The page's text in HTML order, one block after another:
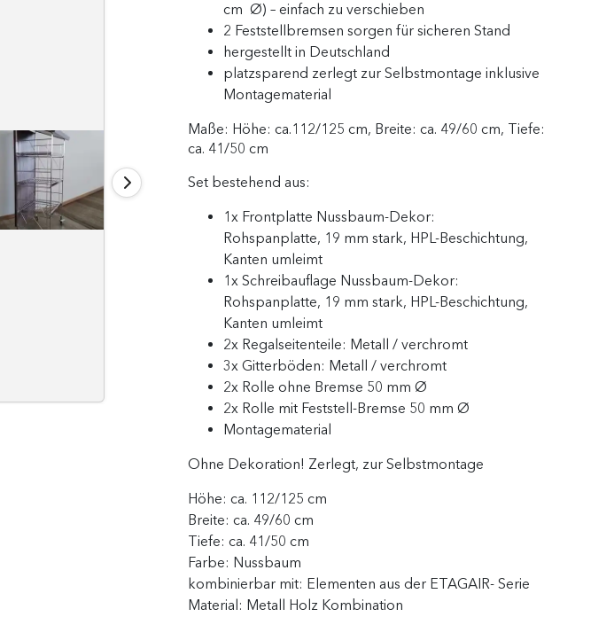
cm Ø) – einfach zu verschieben
2 Feststellbremsen sorgen für sicheren Stand
hergestellt in Deutschland
platzsparend zerlegt zur Selbstmontage inklusive
Montagematerial
Maße: Höhe: ca.112/125 cm, Breite: ca. 49/60 cm, Tiefe:
ca. 41/50 cm
Set bestehend aus:
1x Frontplatte Nussbaum-Dekor:
Rohspanplatte, 19 mm stark, HPL-Beschichtung,
Kanten umleimt
1x Schreibauflage Nussbaum-Dekor:
Rohspanplatte, 19 mm stark, HPL-Beschichtung,
Kanten umleimt
2x Regalseitenteile: Metall / verchromt
3x Gitterböden: Metall / verchromt
2x Rolle ohne Bremse 50 mm Ø
2x Rolle mit Feststell-Bremse 50 mm Ø
Montagematerial
Ohne Dekoration! Zerlegt, zur Selbstmontage
Höhe:ca. 112/125 cm
Breite:ca. 49/60 cm
Tiefe:ca. 41/50 cm
Farbe: Nussbaum
kombinierbar mit: Elementen aus der ETAGAIR- Serie
Material: Metall Holz Kombination